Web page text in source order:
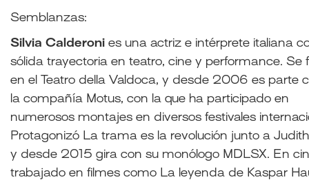
Semblanzas:
Silvia Calderoni es una actriz e intérprete italiana
sólida trayectoria en teatro, cine y performance. Se
en el Teatro della Valdoca, y desde 2006 es parte
la compañía Motus, con la que ha participado en
numerosos montajes en diversos festivales
Protagonizó La trama es la revolución junto a Judith
y desde 2015 gira con su monólogo MDLSX. En
trabajado en filmes como La leyenda de Kaspar